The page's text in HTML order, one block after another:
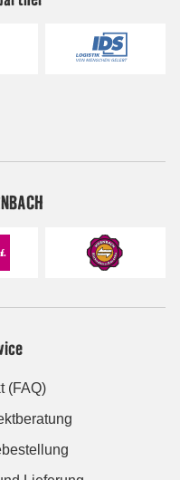
(FAQ)